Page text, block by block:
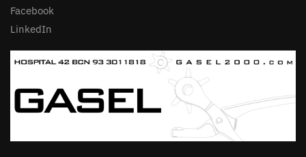
Facebook
LinkedIn